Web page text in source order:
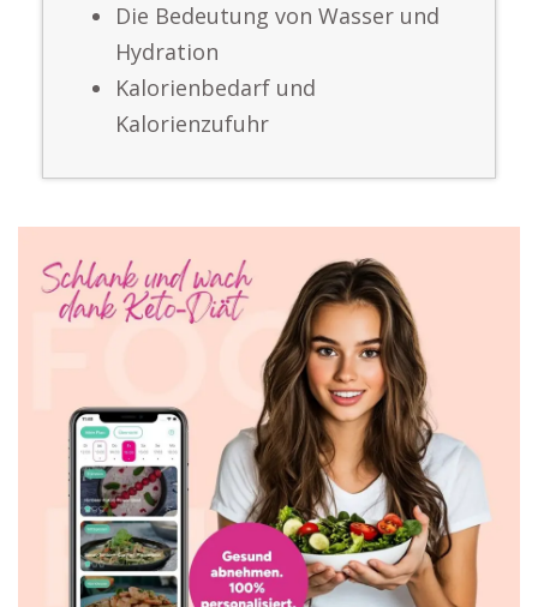
Die Bedeutung von Wasser und
Hydration
Kalorienbedarf und
Kalorienzufuhr